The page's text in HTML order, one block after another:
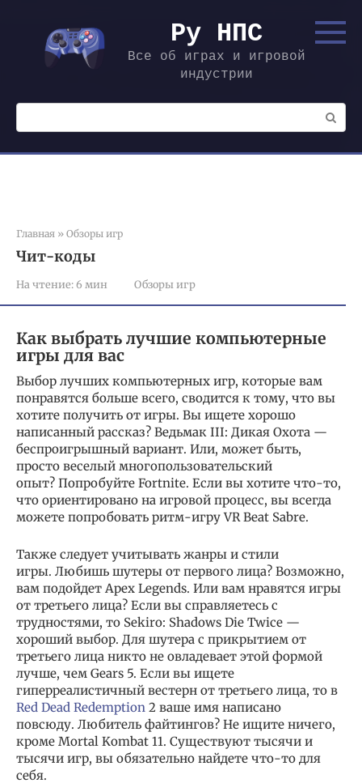
контенту
Ру НПС
Все об играх и игровой
индустрии
Поиск:
Главная » Обзоры игр
Чит-коды
На чтение:6 мин Обзоры игр
Как выбрать лучшие компьютерные
игры для вас
Выбор лучших компьютерных игр, которые вам
понравятся больше всего, сводится к тому, что вы
хотите получить от игры. Вы ищете хорошо
написанный рассказ? Ведьмак III: Дикая Охота —
беспроигрышный вариант. Или, может быть,
просто веселый многопользовательский
опыт? Попробуйте Fortnite. Если вы хотите что-то,
что ориентировано на игровой процесс, вы всегда
можете попробовать ритм-игру VR Beat Sabre.
Также следует учитывать жанры и стили
игры. Любишь шутеры от первого лица? Возможно,
вам подойдет Apex Legends. Или вам нравятся игры
от третьего лица? Если вы справляетесь с
трудностями, то Sekiro: Shadows Die Twice —
хороший выбор. Для шутера с прикрытием от
третьего лица никто не овладевает этой формой
лучше, чем Gears 5. Если вы ищете
гиперреалистичный вестерн от третьего лица, то в
Red Dead Redemption 2 ваше имя написано
повсюду. Любитель файтингов? Не ищите ничего,
кроме Mortal Kombat 11. Существуют тысячи и
тысячи игр, вы обязательно найдете что-то для
себя.